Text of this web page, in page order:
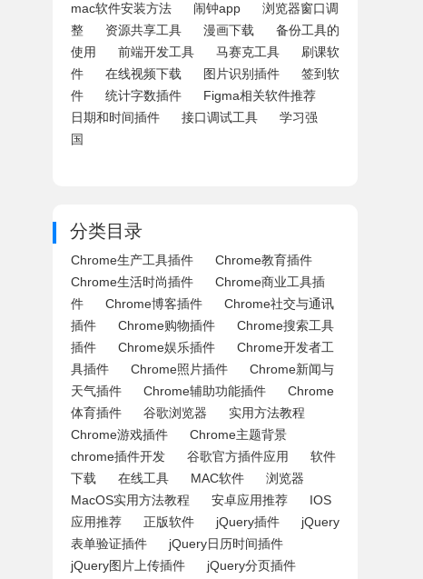
mac软件安装方法
闹钟app
浏览器窗口调
整
资源共享工具 漫画下载
备份工具的
使用
前端开发工具 马赛克工具
刷课软
件
在线视频下载 图片识别插件
签到软
件
统计字数插件
Figma相关软件推荐
日期和时间插件
接口调试工具
学习强
国
分类目录
Chrome生产工具插件
Chrome教育插件
Chrome生活时尚插件
Chrome商业工具插
件
Chrome博客插件
Chrome社交与通讯
插件
Chrome购物插件
Chrome搜索工具
插件
Chrome娱乐插件
Chrome开发者工
具插件
Chrome照片插件
Chrome新闻与
天气插件
Chrome辅助功能插件
Chrome
体育插件
谷歌浏览器
实用方法教程
Chrome游戏插件
Chrome主题背景
chrome插件开发
谷歌官方插件应用
软件
下载
在线工具 MAC软件
浏览器
MacOS实用方法教程
安卓应用推荐
IOS
应用推荐
正版软件 jQuery插件
jQuery
表单验证插件
jQuery日历时间插件
jQuery图片上传插件
jQuery分页插件